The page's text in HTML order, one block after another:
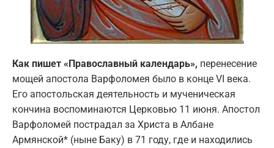
Как пишет «Православный календарь», перенесение
мощей апостола Варфоломея было в конце VI века.
Его апостольская деятельность и мученическая
кончина воспоминаются Церковью 11 июня. Апостол
Варфоломей пострадал за Христа в Албане
Армянской* (ныне Баку) в 71 году, где и находились